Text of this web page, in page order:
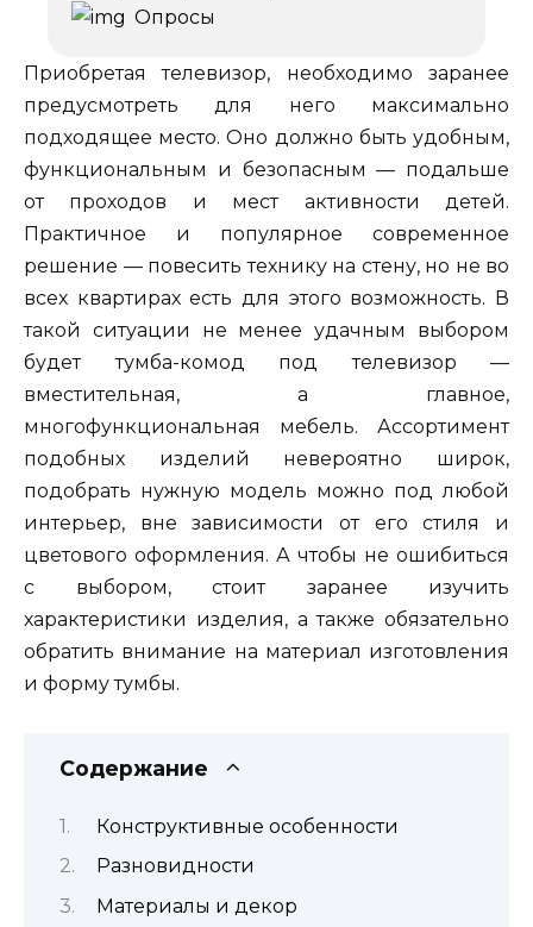
Опросы
Приобретая телевизор, необходимо заранее
предусмотреть для него максимально
подходящее место. Оно должно быть удобным,
функциональным и безопасным — подальше
от проходов и мест активности детей.
Практичное и популярное современное
решение — повесить технику на стену, но не во
всех квартирах есть для этого возможность. В
такой ситуации не менее удачным выбором
будет тумба-комод под телевизор —
вместительная, а главное,
многофункциональная мебель. Ассортимент
подобных изделий невероятно широк,
подобрать нужную модель можно под любой
интерьер, вне зависимости от его стиля и
цветового оформления. А чтобы не ошибиться
с выбором, стоит заранее изучить
характеристики изделия, а также обязательно
обратить внимание на материал изготовления
и форму тумбы.
Содержание
Конструктивные особенности
Разновидности
Материалы и декор